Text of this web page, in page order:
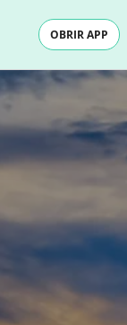
OBRIR APP